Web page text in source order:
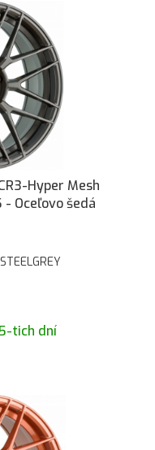
Hyper Mesh
- Oceľovo šedá
tich dní